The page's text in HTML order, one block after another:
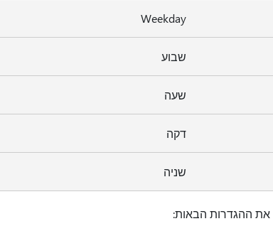
Weekday
שבוע
שעה
דקה
שניה
את ההגדרות הבאות: